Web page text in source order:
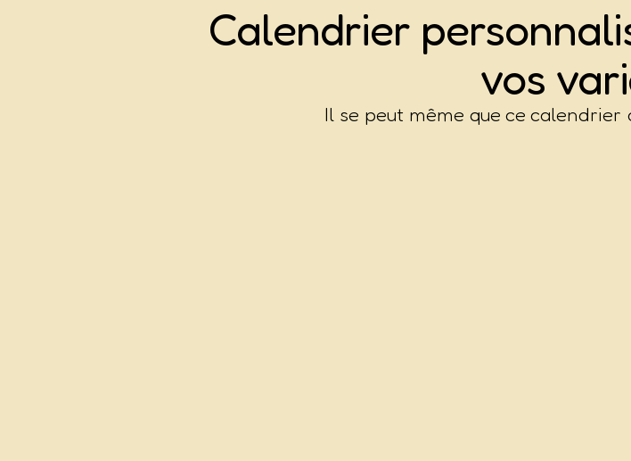
Calendrier personnali
vos
Il se peut même que ce calendrier